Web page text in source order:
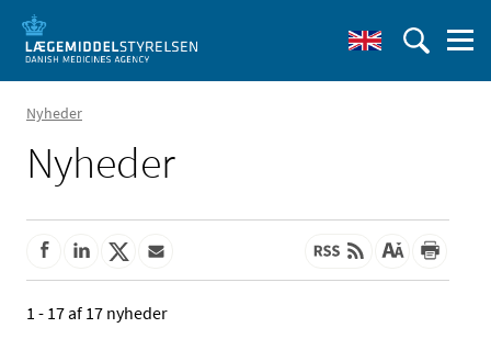
Nyheder
Nyheder
1 - 17 af 17 nyheder